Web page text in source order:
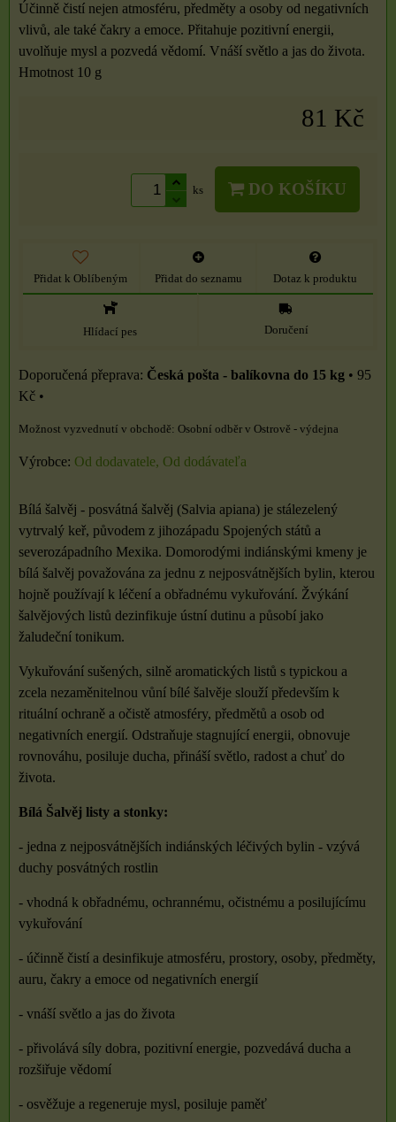
Účinně čistí nejen atmosféru, předměty a osoby od negativních
vlivů, ale také čakry a emoce. Přitahuje pozitivní energii,
uvolňuje mysl a pozvedá vědomí. Vnáší světlo a jas do života.
Hmotnost 10 g
81 Kč
ks DO KOŠÍKU
Přidat k Oblíbeným Přidat do seznamu Dotaz k produktu
Hlídací pes Doručení
Česká pošta - balíkovna do 15 kg • 95
Kč •
Osobní odběr v Ostrově - výdejna
Výrobce: Od dodavatele, Od dodávateľa
Bílá šalvěj - posvátná šalvěj (Salvia apiana) je stálezelený
vytrvalý keř, původem z jihozápadu Spojených států a
severozápadního Mexika. Domorodými indiánskými kmeny je
bílá šalvěj považována za jednu z nejposvátnějších bylin, kterou
hojně používají k léčení a obřadnému vykuřování. Žvýkání
šalvějových listů dezinfikuje ústní dutinu a působí jako
žaludeční tonikum.
Vykuřování sušených, silně aromatických listů s typickou a
zcela nezaměnitelnou vůní bílé šalvěje slouží především k
rituální ochraně a očistě atmosféry, předmětů a osob od
negativních energií. Odstraňuje stagnující energii, obnovuje
rovnováhu, posiluje ducha, přináší světlo, radost a chuť do
života.
Bílá Šalvěj listy a stonky:
- jedna z nejposvátnějších indiánských léčivých bylin - vzývá
duchy posvátných rostlin
- vhodná k obřadnému, ochrannému, očistnému a posilujícímu
vykuřování
- účinně čistí a desinfikuje atmosféru, prostory, osoby, předměty,
auru, čakry a emoce od negativních energií
- vnáší světlo a jas do života
- přivolává síly dobra, pozitivní energie, pozvedává ducha a
rozšiřuje vědomí
- osvěžuje a regeneruje mysl, posiluje paměť